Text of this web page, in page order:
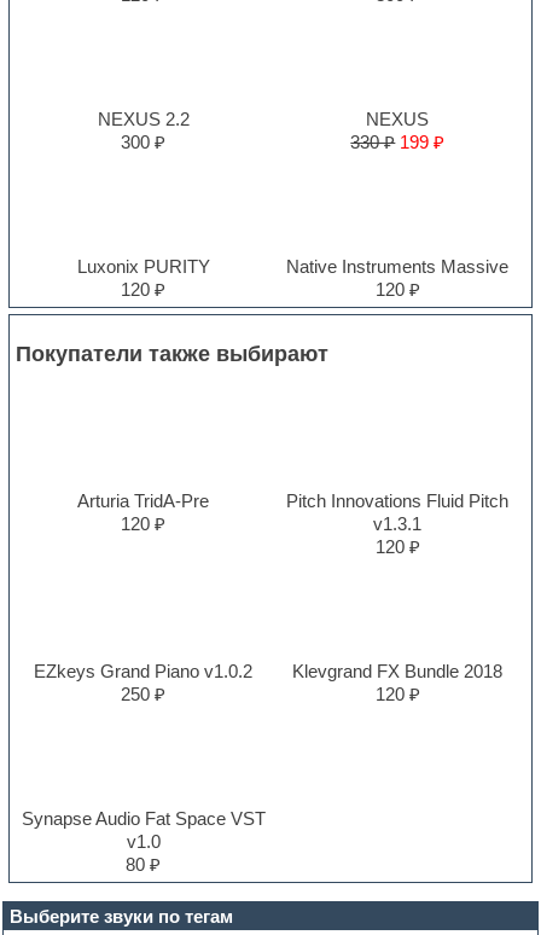
Выберите звуки по тегам
NEXUS 2.2
300 ₽
NEXUS
330 ₽ 199 ₽
Luxonix PURITY
120 ₽
Native Instruments Massive
120 ₽
Покупатели также выбирают
Arturia TridA-Pre
120 ₽
Pitch Innovations Fluid Pitch
v1.3.1
120 ₽
EZkeys Grand Piano v1.0.2
250 ₽
Klevgrand FX Bundle 2018
120 ₽
Synapse Audio Fat Space VST
v1.0
80 ₽